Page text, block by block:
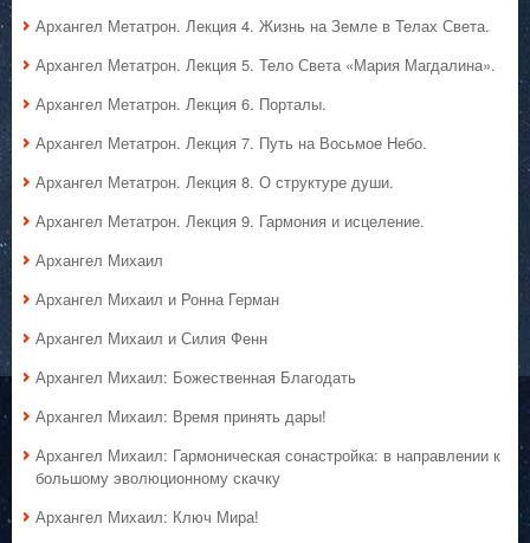
Архангел Метатрон. Лекция 4. Жизнь на Земле в Телах Света.
Архангел Метатрон. Лекция 5. Тело Света «Мария Магдалина».
Архангел Метатрон. Лекция 6. Порталы.
Архангел Метатрон. Лекция 7. Путь на Восьмое Небо.
Архангел Метатрон. Лекция 8. О структуре души.
Архангел Метатрон. Лекция 9. Гармония и исцеление.
Архангел Михаил
Архангел Михаил и Ронна Герман
Архангел Михаил и Силия Фенн
Архангел Михаил: Божественная Благодать
Архангел Михаил: Время принять дары!
Архангел Михаил: Гармоническая сонастройка: в направлении к
большому эволюционному скачку
Архангел Михаил: Ключ Мира!